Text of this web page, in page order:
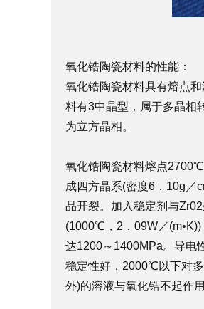
氧化锆陶瓷材料的性能：
氧化锆陶瓷材料具有熔点
料有3中晶型，属于多晶相
为立方晶相。
氧化锆陶瓷材料熔点
成四方晶系(密度6．10g／
品开裂。加入稳定剂与
(1000℃，2．09W／
达1200～1400MPa。导电
稳定性好，2000℃以下对
外)的溶液与氧化锆不起作用